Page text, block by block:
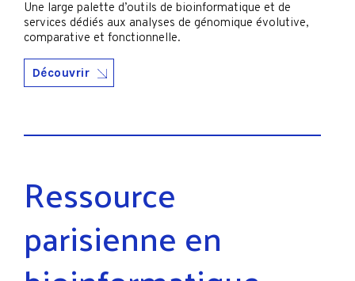
Une large palette d’outils de bioinformatique et de
services dédiés aux analyses de génomique évolutive,
comparative et fonctionnelle.
Découvrir
Ressource
parisienne en